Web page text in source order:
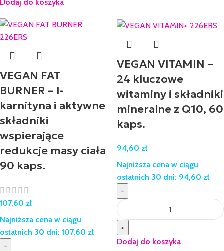
Dodaj do koszyka
VEGAN FAT
BURNER – l-
karnityna i aktywne
składniki
wspierające
redukcje masy ciała
90 kaps.
107,60 zł
Najniższa cena w ciągu
ostatnich 30 dni: 107,60 zł
-
VEGAN VITAMIN –
24 kluczowe
witaminy i składniki
mineralne z Q10, 60
kaps.
94,60 zł
Najniższa cena w ciągu
ostatnich 30 dni: 94,60 zł
-
+
Dodaj do koszyka